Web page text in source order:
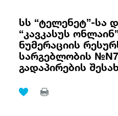
კომისია
მომხმარებლის უფლებები
რეგულირება
სს “ტელენეტ”-სა
“კავკასუს
ნუმერაციის
სარგებლობის
გადაპირების